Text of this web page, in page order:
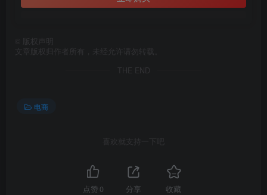
版权声明
文章版权归作者所有，未经允许请勿转载。
THE END
电商
喜欢就支持一下吧
点赞 0 分享 收藏